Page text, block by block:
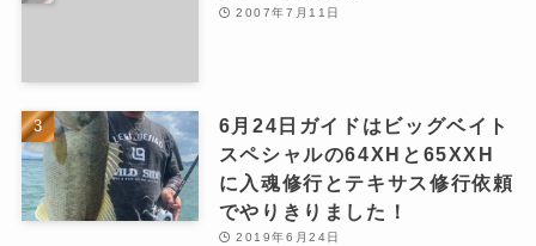
2007年7月11日
6月24日ガイドはビッグベイト
スペシャルの64XHと65XXH
に入魂修行とテキサス修行依頼
でやりきりました！
2019年6月24日